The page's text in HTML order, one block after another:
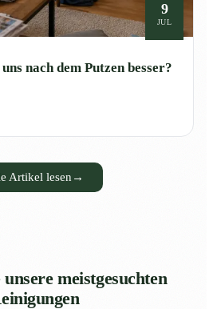
9
JUL
nach dem Putzen besser?
Artikel lesen →
meistgesuchten